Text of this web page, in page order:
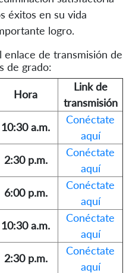
éxitos en su vida
logro.
de transmisión de
de grado:
Hora
Link de
transmisión
10:30 a.m.
Conéctate
aquí
2:30 p.m.
Conéctate
aquí
6:00 p.m.
Conéctate
aquí
10:30 a.m.
Conéctate
aquí
2:30 p.m.
Conéctate
aquí